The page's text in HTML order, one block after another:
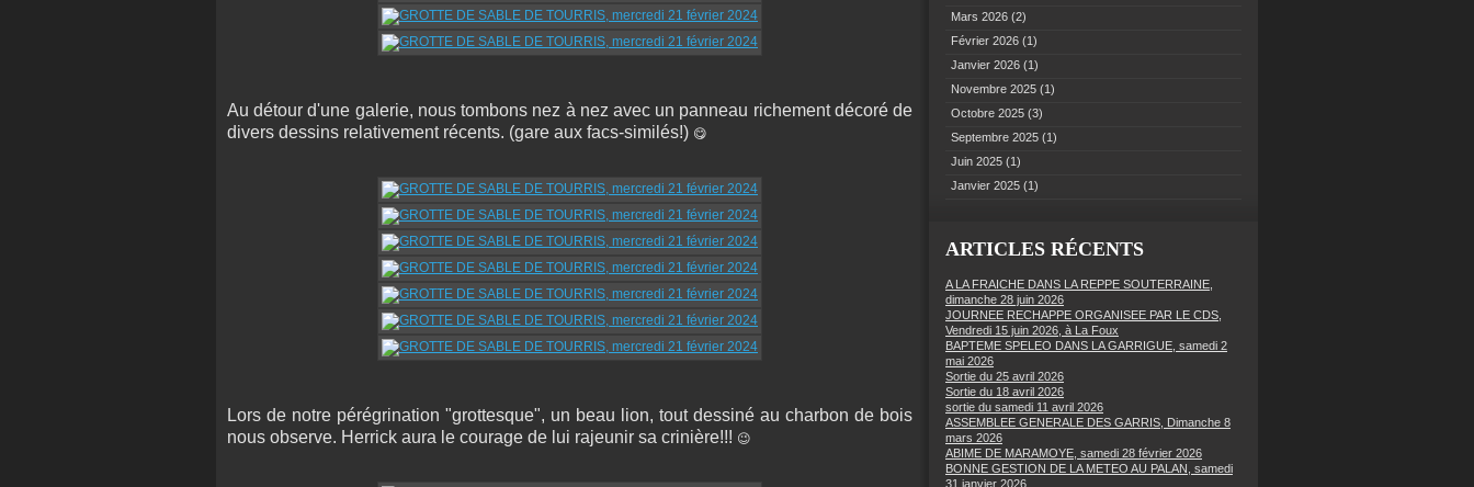
Au détour d'une galerie, nous tombons nez à nez avec un panneau richement décoré de
divers dessins relativement récents. (gare aux facs-similés!) 😋
Lors de notre pérégrination "grottesque", un beau lion, tout dessiné au charbon de bois
nous observe. Herrick aura le courage de lui rajeunir sa crinière!!! 😉
Mars 2026 (2)
Février 2026 (1)
Janvier 2026 (1)
Novembre 2025 (1)
Octobre 2025 (3)
Septembre 2025 (1)
Juin 2025 (1)
Janvier 2025 (1)
ARTICLES RÉCENTS
A LA FRAICHE DANS LA REPPE SOUTERRAINE,
dimanche 28 juin 2026
JOURNEE RECHAPPE ORGANISEE PAR LE CDS,
Vendredi 15 juin 2026, à La Foux
BAPTEME SPELEO DANS LA GARRIGUE, samedi 2
mai 2026
Sortie du 25 avril 2026
Sortie du 18 avril 2026
sortie du samedi 11 avril 2026
ASSEMBLEE GENERALE DES GARRIS, Dimanche 8
mars 2026
ABIME DE MARAMOYE, samedi 28 février 2026
BONNE GESTION DE LA METEO AU PALAN, samedi
31 janvier 2026